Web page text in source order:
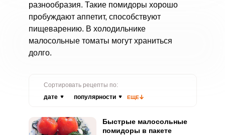
разнообразия. Такие помидоры хорошо
пробуждают аппетит, способствуют
пищеварению. В холодильнике
малосольные томаты могут храниться
долго.
Сортировать рецепты по:
дате
популярности ЕЩЕ
Быстрые малосольные
помидоры в пакете